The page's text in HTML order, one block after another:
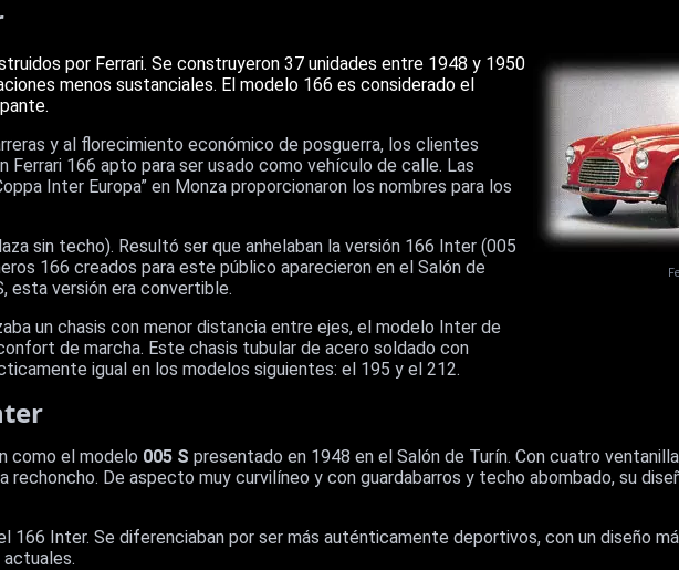
por Ferrari. Se construyeron 37 unidades entre 1948 y 1950
menos sustanciales. El modelo 166 es considerado el
y al florecimiento económico de posguerra, los clientes
Ferrari 166 apto para ser usado como vehículo de calle. Las
Inter Europa” en Monza proporcionaron los nombres para los
sin techo). Resultó ser que anhelaban la versión 166 Inter (005
166 creados para este público aparecieron en el Salón de
esta versión era convertible.
un chasis con menor distancia entre ejes, el modelo Inter de
de marcha. Este chasis tubular de acero soldado con
igual en los modelos siguientes: el 195 y el 212.
como el modelo 005 S presentado en 1948 en el Salón de Turín. Con cuatro
De aspecto muy curvilíneo y con guardabarros y techo abombado, su
166 Inter. Se diferenciaban por ser más auténticamente deportivos, con un diseño